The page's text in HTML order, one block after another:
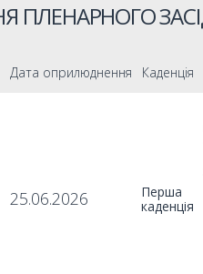
ПЛЕНАРНОГО
Дата оприлюднення Каденція
25.06.2026
Перша
каденція